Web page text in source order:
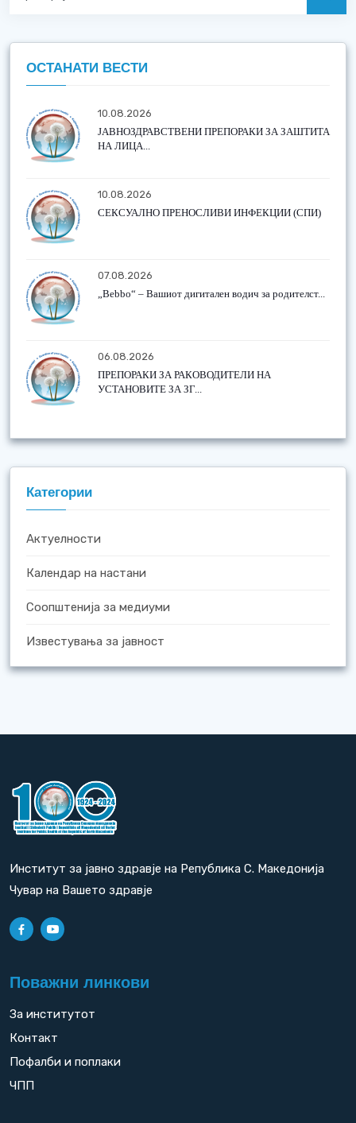
ОСТАНАТИ ВЕСТИ
10.08.2026
ЈАВНОЗДРАВСТВЕНИ ПРЕПОРАКИ ЗА ЗАШТИТА
НА ЛИЦА...
10.08.2026
СЕКСУАЛНО ПРЕНОСЛИВИ ИНФЕКЦИИ (СПИ)
07.08.2026
„Bebbo“ – Вашиот дигитален водич за родителст...
06.08.2026
ПРЕПОРАКИ ЗА РАКОВОДИТЕЛИ НА
УСТАНОВИТЕ ЗА ЗГ...
Категории
Актуелности
Календар на настани
Соопштенија за медиуми
Известувања за јавност
Институт за јавно здравје на Република С. Македонија
Чувар на Вашето здравје
Поважни линкови
За институтот
Контакт
Пофалби и поплаки
ЧПП